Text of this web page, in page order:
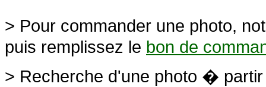
> Pour commander une photo,
puis remplissez le bon de
> Recherche d'une photo �